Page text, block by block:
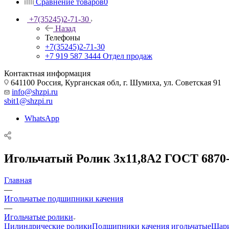
Сравнение товаров0
+7(35245)2-71-30
Назад
Телефоны
+7(35245)2-71-30
+7 919 587 3444 Отдел продаж
Контактная информация
641100 Россия, Курганская обл, г. Шумиха, ул. Советская 91
info@shzpi.ru
sbit1@shzpi.ru
WhatsApp
Игольчатый Ролик 3х11,8А2 ГОСТ
Главная
—
Игольчатые подшипники качения
—
Игольчатые ролики
Цилиндрические роликиПодшипники качения игольчатые